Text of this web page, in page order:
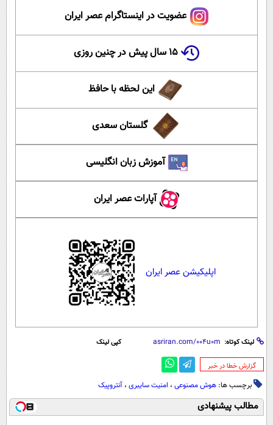
عضویت در اینستاگرام عصر ایران
۱۵ سال پیش در چنین روزی
این لحظه با حافظ
گلستان سعدی
آموزش زبان انگلیسی
آپارات عصر ایران
اپلیکیشن عصر ایران
لینک کوتاه: کپی لینک
‌گزارش خطا در خبر
برچسب ها: هوش مصنوعی ، امنیت سایبری ، آنتروپیک
مطالب پیشنهادی